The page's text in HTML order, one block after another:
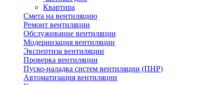
Квартира
Смета на вентиляцию
Ремонт вентиляции
Обслуживание вентиляции
Модернизация вентиляции
Экспертиза вентиляции
Проверка вентиляции
Пуско-наладка систем вентиляции (ПНР)
Автоматизация вентиляции